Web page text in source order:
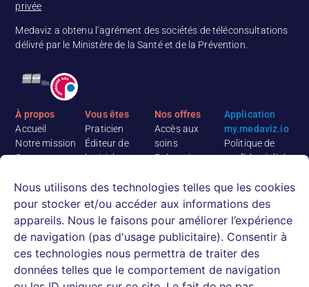
Nous utilisons des technologies telles que les cookies
pour stocker et/ou accéder aux informations des
appareils. Nous le faisons pour améliorer l’expérience
de navigation (pas d'usage publicitaire). Consentir à
ces technologies nous permettra de traiter des
données telles que le comportement de navigation
privée
Medaviz a obtenu l’agrément des sociétés de téléconsultations
délivré par le Ministère de la Santé et de la Prévention.
À propos
Accueil
Notre mission
Contact
recrute
Rejoignez notre
médicale
Vous êtes
Praticien
Éditeur de
logiciel
médico-social
Mutuelle,
assureur,
courtier
CPTS, cabinets
infirmiers
Patient
Nos offres
Accès aux
soins
Prévention
téléconsultation
Ressources
Actualités
Livres blancs
Webinaires et
replays
Application
my.medaviz.io
Politique de
confidentialité
Générales
d’Utilisation